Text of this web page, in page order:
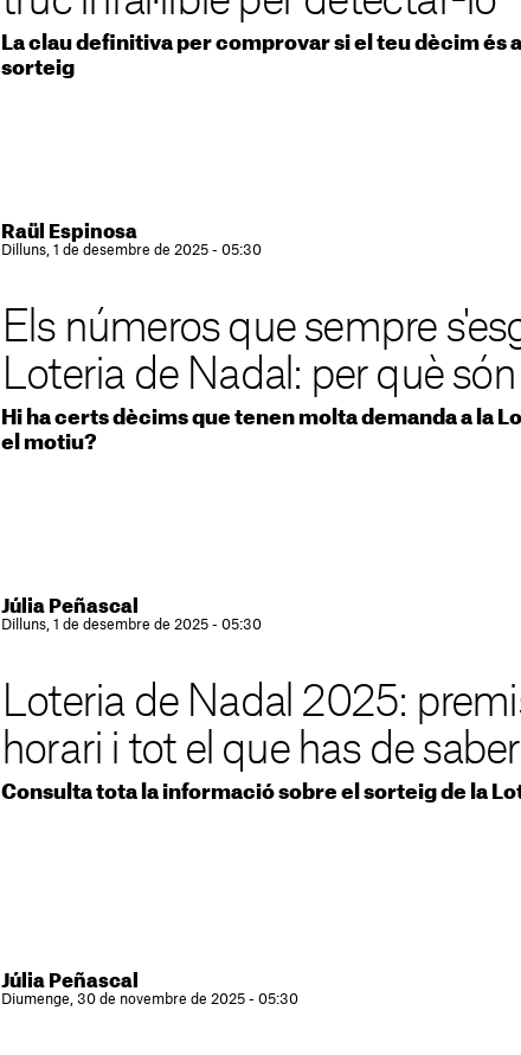
La clau definitiva per comprovar si el teu dècim és
sorteig
Raül Espinosa
Dilluns, 1 de desembre de 2025 - 05:30
Els números que sempre
Loteria de Nadal: per què
Hi ha certs dècims que tenen molta demanda a la
el motiu?
Júlia Peñascal
Dilluns, 1 de desembre de 2025 - 05:30
Loteria de Nadal 2025:
horari i tot el que has de
Consulta tota la informació sobre el sorteig de la
Júlia Peñascal
Diumenge, 30 de novembre de 2025 - 05:30